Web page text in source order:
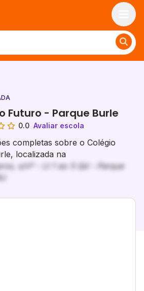
Futuro - Parque Burle
0.0 Avaliar escola
completas sobre o Colégio
localizada na
s/nº - Lt 1 ao 5 Qd - Parque